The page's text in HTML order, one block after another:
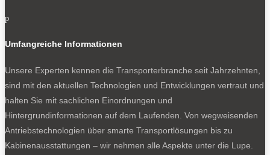
p
Umfangreiche Informationen
Unsere Experten kennen die Transporterbranche seit Jahrzehnten,
sind mit den aktuellen Technologien und Entwicklungen vertraut und
halten Sie mit sachlichen Einordnungen und
Hintergrundinformationen auf dem Laufenden. Von wegweisenden
Antriebstechnologien über smarte Transportlösungen bis zu
Kabinenausstattungen – wir nehmen alle Aspekte unter die Lupe.